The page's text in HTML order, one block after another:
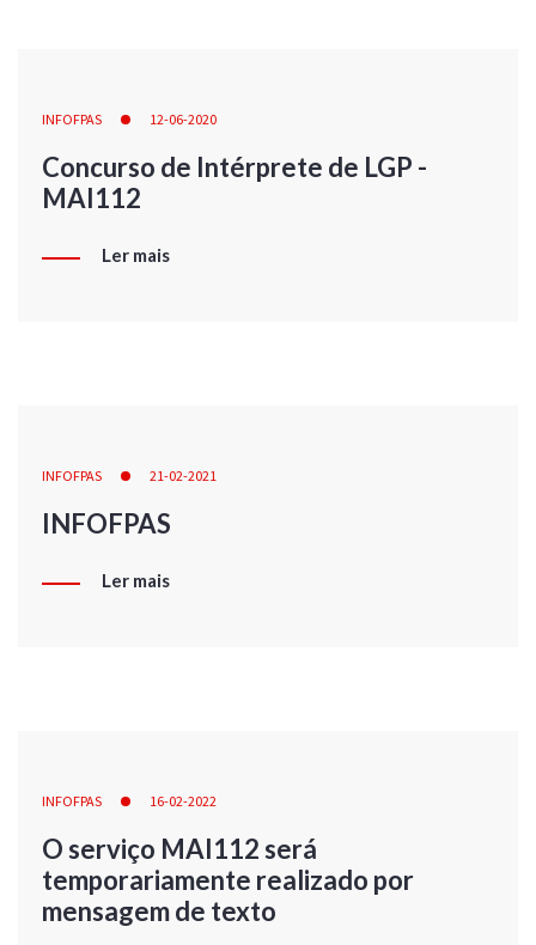
INFOFPAS 12-06-2020
Concurso de Intérprete de LGP -
MAI112
Ler mais
INFOFPAS 21-02-2021
INFOFPAS
Ler mais
INFOFPAS 16-02-2022
O serviço MAI112 será
temporariamente realizado por
mensagem de texto